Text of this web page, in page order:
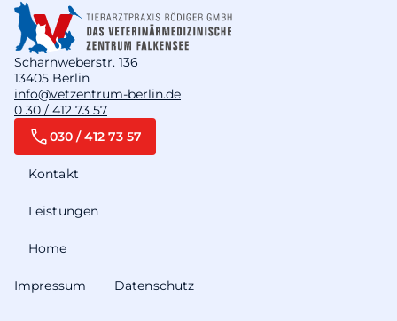
Scharnweberstr. 136
13405 Berlin
info@vetzentrum-berlin.de
0 30 / 412 73 57
Home
Leistungen
Kontakt
030 / 412 73 57
Impressum Datenschutz